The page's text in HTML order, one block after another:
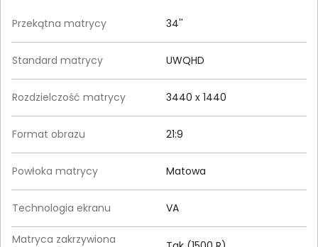
Przekątna matrycy 34''
Standard matrycy UWQHD
Rozdzielczość matrycy 3440 x 1440
Format obrazu 21:9
Powłoka matrycy Matowa
Technologia ekranu VA
Matryca zakrzywiona